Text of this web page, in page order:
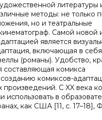
литературы
методы: не только
но и театральные
Самой новой
является
включающая в
(романы). Удобство,
составляющая комикса
комиксов-
произведений. С XX века
использовать в
как США [11, с. 17–18],